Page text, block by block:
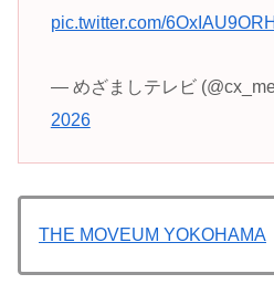
pic.twitter.com/6OxIAU9ORH
— めざましテレビ
2026
THE MOVEUM YOKOHAMA